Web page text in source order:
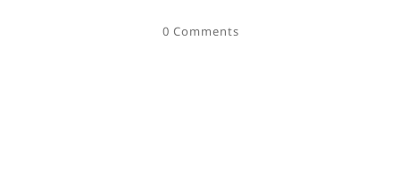
0 Comments